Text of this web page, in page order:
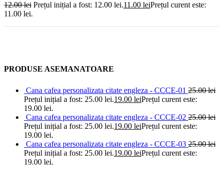
12.00lei Prețul inițial a fost: 12.00 lei.11.00 leiPrețul curent este:
11.00 lei.
PRODUSE ASEMANATOARE
Cana cafea personalizata citate engleza - CCCE-01 25.00lei
Prețul inițial a fost: 25.00 lei.19.00 leiPrețul curent este:
19.00 lei.
Cana cafea personalizata citate engleza - CCCE-02 25.00lei
Prețul inițial a fost: 25.00 lei.19.00 leiPrețul curent este:
19.00 lei.
Cana cafea personalizata citate engleza - CCCE-03 25.00lei
Prețul inițial a fost: 25.00 lei.19.00 leiPrețul curent este:
19.00 lei.